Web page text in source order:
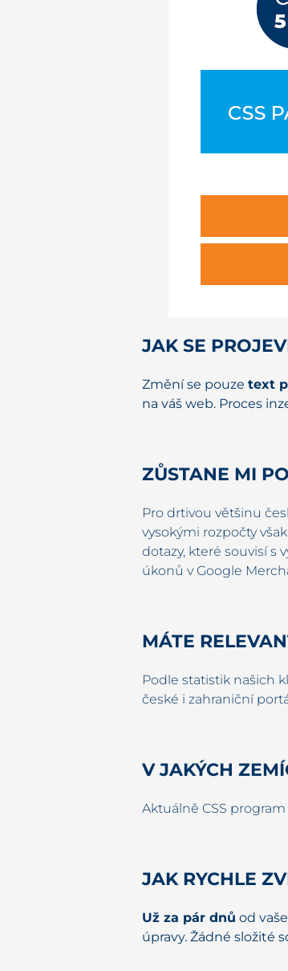
JAK SE
Změní se pouze text
na váš web. Proces
ZŮSTANE MI
Pro drtivou většinu
vysokými rozpočty
dotazy, které souvisí s
úkonů v Google
MÁTE
Podle statistik našich
české i zahraniční
V JAKÝCH
Aktuálně CSS
JAK RYCHLE
Už za pár dnů od
úpravy. Žádné složité